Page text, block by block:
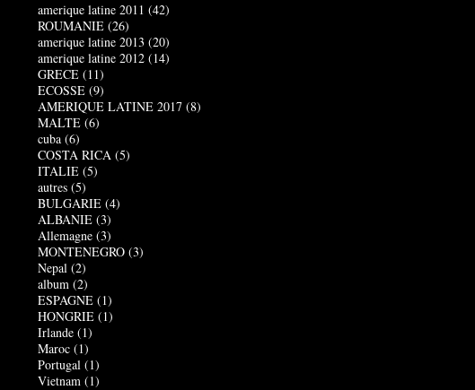
amerique latine 2011 (42)
ROUMANIE (26)
amerique latine 2013 (20)
amerique latine 2012 (14)
GRECE (11)
ECOSSE (9)
AMERIQUE LATINE 2017 (8)
MALTE (6)
cuba (6)
COSTA RICA (5)
ITALIE (5)
autres (5)
BULGARIE (4)
ALBANIE (3)
Allemagne (3)
MONTENEGRO (3)
Nepal (2)
album (2)
ESPAGNE (1)
HONGRIE (1)
Irlande (1)
Maroc (1)
Portugal (1)
Vietnam (1)